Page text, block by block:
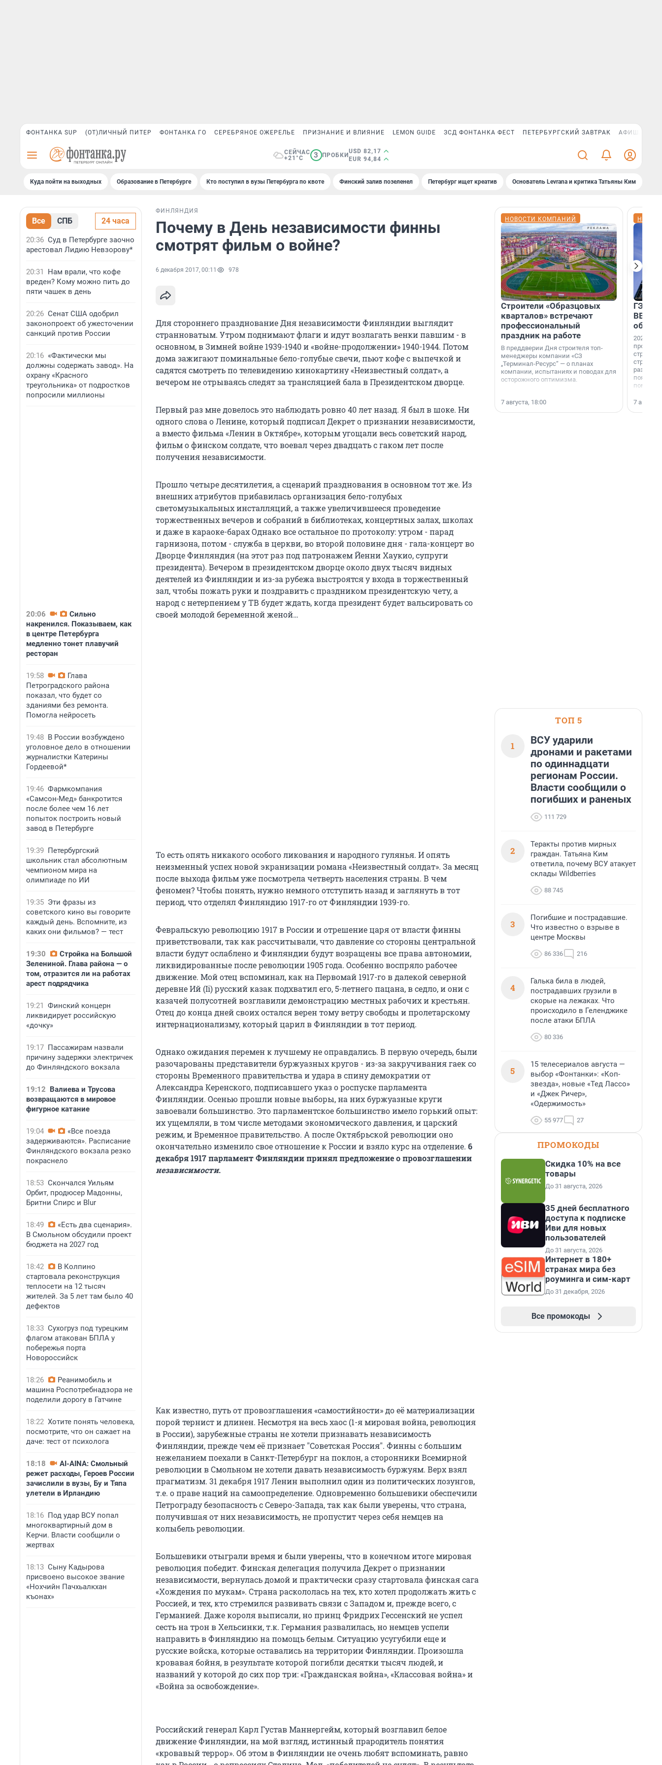
ФОНТАНКА SUP (ОТ)ЛИЧНЫЙ ПИТЕР ФОНТАНКА ГО СЕРЕБРЯНОЕ ОЖЕРЕЛЬЕ ПРИЗНАНИЕ И ВЛИЯНИЕ LEMON GUIDE ЗСД ФОНТАНКА ФЕСТ ПЕТЕРБУРГСКИЙ ЗАВТРАК АФИША PLUS
СЕЙЧАС
+21°C
3 ПРОБКИ
USD 82,17
EUR 94,84
Куда пойти на выходных Образование в Петербурге Кто поступил в вузы Петербурга по квоте Финский залив позеленел Петербург ищет креатив Основатель Levrana и критика Татьяны Ким
Все СПБ 24 часа
20:36 Суд в Петербурге заочно
арестовал Лидию Невзорову*
20:31
Нам врали, что кофе
вреден? Кому можно пить до
пяти чашек в день
20:26 Сенат США одобрил
законопроект об ужесточении
санкций против России
20:16 «Фактически мы
должны содержать завод». На
охрану «Красного
треугольника» от подростков
попросили миллионы
20:06
Сильно
накренился. Показываем, как
в центре Петербурга
медленно тонет плавучий
ресторан
19:58
Глава
Петроградского района
показал, что будет со
зданиями без ремонта.
Помогла нейросеть
19:48 В России возбуждено
уголовное дело в отношении
журналистки Катерины
Гордеевой*
19:46 Фармкомпания
«Самсон-Мед» банкротится
после более чем 16 лет
попыток построить новый
завод в Петербурге
19:39 Петербургский
школьник стал абсолютным
чемпионом мира на
олимпиаде по ИИ
19:35 Эти фразы из
советского кино вы говорите
каждый день. Вспомните, из
каких они фильмов? — тест
19:30
Стройка на Большой
Зелениной. Глава района — о
том, отразится ли на работах
арест подрядчика
19:21 Финский концерн
ликвидирует российскую
«дочку»
19:17 Пассажирам назвали
причину задержки электричек
до Финляндского вокзала
19:12 Валиева и Трусова
возвращаются в мировое
фигурное катание
19:04
«Все поезда
задерживаются». Расписание
Финляндского вокзала резко
покраснело
18:53 Скончался Уильям
Орбит, продюсер Мадонны,
Бритни Спирс и Blur
18:49
«Есть два сценария».
В Смольном обсудили проект
бюджета на 2027 год
18:42
В Колпино
стартовала реконструкция
теплосети на 12 тысяч
жителей. За 5 лет там было 40
дефектов
18:33 Сухогруз под турецким
флагом атакован БПЛА у
побережья порта
Новороссийск
18:26
Реанимобиль и
машина Роспотребнадзора не
поделили дорогу в Гатчине
18:22 Хотите понять человека,
посмотрите, что он сажает на
даче: тест от психолога
18:18
AI-AINA: Смольный
режет расходы, Героев России
зачислили в вузы, Бу и Тяпа
улетели в Ирландию
18:16 Под удар ВСУ попал
многоквартирный дом в
Керчи. Власти сообщили о
жертвах
18:13 Сыну Кадырова
присвоено высокое звание
«Нохчийн Пачхьалкхан
къонах»
ФИНЛЯНДИЯ
Почему в День независимости финны
смотрят фильм о войне?
6 декабря 2017, 00:11 978
Для стороннего празднование Дня независимости Финляндии выглядит
странноватым. Утром поднимают флаги и идут возлагать венки павшим - в
основном, в Зимней войне 1939-1940 и «войне-продолжении» 1940-1944. Потом
дома зажигают поминальные бело-голубые свечи, пьют кофе с выпечкой и
садятся смотреть по телевидению кинокартину «Неизвестный солдат», а
вечером не отрываясь следят за трансляцией бала в Президентском дворце.
Первый раз мне довелось это наблюдать ровно 40 лет назад. Я был в шоке. Ни
одного слова о Ленине, который подписал Декрет о признании независимости,
а вместо фильма «Ленин в Октябре», которым угощали весь советский народ,
фильм о финском солдате, что воевал через двадцать с гаком лет после
получения независимости.
Прошло четыре десятилетия, а сценарий празднования в основном тот же. Из
внешних атрибутов прибавилась организация бело-голубых
светомузыкальных инсталляций, а также увеличившееся проведение
торжественных вечеров и собраний в библиотеках, концертных залах, школах
и даже в караоке-барах Однако все остальное по протоколу: утром - парад
гарнизона, потом - служба в церкви, во второй половине дня - гала-концерт во
Дворце Финляндия (на этот раз под патронажем Йенни Хаукио, супруги
президента). Вечером в президентском дворце около двух тысяч видных
деятелей из Финляндии и из-за рубежа выстроятся у входа в торжественный
зал, чтобы пожать руки и поздравить с праздником президентскую чету, а
народ с нетерпением у ТВ будет ждать, когда президент будет вальсировать со
своей молодой беременной женой…
То есть опять никакого особого ликования и народного гулянья. И опять
неизменный успех новой экранизации романа «Неизвестный солдат». За месяц
после выхода фильм уже посмотрела четверть населения страны. В чем
феномен? Чтобы понять, нужно немного отступить назад и заглянуть в тот
период, что отделял Финляндию 1917-го от Финляндии 1939-го.
Февральскую революцию 1917 в России и отрешение царя от власти финны
приветствовали, так как рассчитывали, что давление со стороны центральной
власти будут ослаблено и Финляндии будут возращены все права автономии,
ликвидированные после революции 1905 года. Особенно воспряло рабочее
движение. Мой отец вспоминал, как на Первомай 1917-го в далекой северной
деревне Ий (Ii) русский казак подхватил его, 5-летнего пацана, в седло, и они с
казачей полусотней возглавили демонстрацию местных рабочих и крестьян.
Отец до конца дней своих остался верен тому ветру свободы и пролетарскому
интернационализму, который царил в Финляндии в тот период.
Однако ожидания перемен к лучшему не оправдались. В первую очередь, были
разочарованы представители буржуазных кругов - из-за закручивания гаек со
стороны Временного правительства и удара в спину демократии от
Александра Керенского, подписавшего указ о роспуске парламента
Финляндии. Осенью прошли новые выборы, на них буржуазные круги
завоевали большинство. Это парламентское большинство имело горький опыт:
их ущемляли, в том числе методами экономического давления, и царский
режим, и Временное правительство. А после Октябрьской революции оно
окончательно изменило свое отношение к России и взяло курс на отделение. 6
декабря 1917 парламент Финляндии принял предложение о провозглашении
независимости.
Как известно, путь от провозглашения «самостийности» до её материализации
порой тернист и длинен. Несмотря на весь хаос (1-я мировая война, революция
в России), зарубежные страны не хотели признавать независимость
Финляндии, прежде чем её признает "Советская Россия". Финны с большим
нежеланием поехали в Санкт-Петербург на поклон, а сторонники Всемирной
революции в Смольном не хотели давать независимость буржуям. Верх взял
прагматизм. 31 декабря 1917 Ленин выполнил один из политических лозунгов,
т.е. о праве наций на самоопределение. Одновременно большевики обеспечили
Петрограду безопасность с Северо-Запада, так как были уверены, что страна,
получившая от них независимость, не пропустит через себя немцев на
колыбель революции.
Большевики отыграли время и были уверены, что в конечном итоге мировая
революция победит. Финская делегация получила Декрет о признании
независимости, вернулась домой и практически сразу стартовала финская сага
«Хождения по мукам». Страна раскололась на тех, кто хотел продолжать жить с
Россией, и тех, кто стремился развивать связи с Западом и, прежде всего, с
Германией. Даже короля выписали, но принц Фридрих Гессенский не успел
сесть на трон в Хельсинки, т.к. Германия развалилась, но немцев успели
направить в Финляндию на помощь белым. Ситуацию усугубили еще и
русские войска, которые оставались на территории Финляндии. Произошла
кровавая бойня, в результате которой погибли десятки тысяч людей, и
названий у которой до сих пор три: «Гражданская война», «Классовая война» и
«Война за освобождение».
Российский генерал Карл Густав Маннергейм, который возглавил белое
движение Финляндии, на мой взгляд, истинный прародитель понятия
«кровавый террор». Об этом в Финляндии не очень любят вспоминать, равно
НОВОСТИ КОМПАНИЙ
Строители «Образцовых
кварталов» встречают
профессиональный
праздник на работе
В преддверии Дня строителя топ-
менеджеры компании «СЗ
„Терминал-Ресурс“ — о планах
компании, испытаниях и поводах для
осторожного оптимизма.
7 августа, 18:00
ГЭС,
ВВП: в
об
2026-й —
раз. В
7
ТОП 5
1
ВСУ ударили
дронами и ракетами
по одиннадцати
регионам России.
Власти сообщили о
погибших и раненых
111 729
2
Теракты против мирных
граждан. Татьяна Ким
ответила, почему ВСУ атакует
склады Wildberries
88 745
3
Погибшие и пострадавшие.
Что известно о взрыве в
центре Москвы
86 336 216
4
Галька била в людей,
пострадавших грузили в
скорые на лежаках. Что
происходило в Геленджике
после атаки БПЛА
80 336
5
15 телесериалов августа —
выбор «Фонтанки»: «Коп-
звезда», новые «Тед Лассо»
и «Джек Ричер»,
«Одержимость»
55 977 27
ПРОМОКОДЫ
Скидка 10% на все
товары
До 31 августа, 2026
35 дней бесплатного
доступа к подписке
Иви для новых
пользователей
До 31 августа, 2026
Интернет в 180+
странах мира без
роуминга и сим-карт
До 31 декабря, 2026
Все промокоды